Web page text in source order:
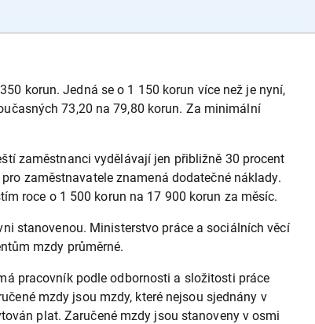
korun. Jedná se o 1 150 korun více než je nyní,
73,20 na 79,80 korun. Za minimální
zaměstnanci vydělávají jen přibližně 30 procent
zaměstnavatele znamená dodatečné náklady.
roce o 1 500 korun na 17 900 korun za měsíc.
stanovenou. Ministerstvo práce a sociálních věcí
mzdy průměrné.
pracovník podle odbornosti a složitosti práce
mzdy jsou mzdy, které nejsou sjednány v
plat. Zaručené mzdy jsou stanoveny v osmi